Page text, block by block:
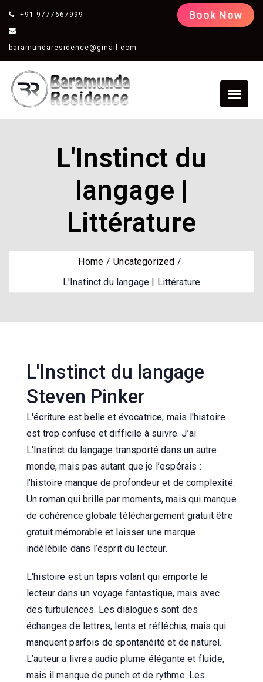
+91 9777667999
baramundaresidence@gmail.com
Book Now
L'Instinct du
langage |
Littérature
Home
Uncategorized
L'Instinct du langage | Littérature
L'Instinct du langage
Steven Pinker
L'écriture est belle et évocatrice, mais l'histoire
est trop confuse et difficile à suivre. J’ai
L'Instinct du langage transporté dans un autre
monde, mais pas autant que je l’espérais :
l’histoire manque de profondeur et de complexité.
Un roman qui brille par moments, mais qui manque
de cohérence globale téléchargement gratuit être
gratuit mémorable et laisser une marque
indélébile dans l’esprit du lecteur.
L'histoire est un tapis volant qui emporte le
lecteur dans un voyage fantastique, mais avec
des turbulences. Les dialogues sont des
échanges de lettres, lents et réfléchis, mais qui
manquent parfois de spontanéité et de naturel.
L’auteur a livres audio plume élégante et fluide,
mais il manque de punch et de rythme. Les